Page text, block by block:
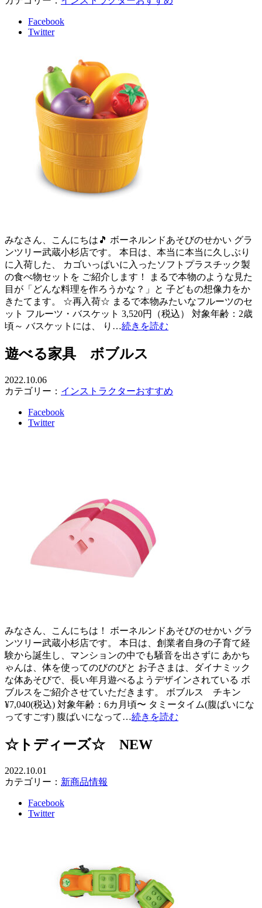
Facebook
Twitter
みなさん、こんにちは🎵 ボーネルンドあそびのせかい グラ
ンツリー武蔵小杉店です。 本日は、本当に本当に久しぶり
に入荷した、 カゴいっぱいに入ったソフトプラスチック製
の食べ物セットを ご紹介します！ まるで本物のような見た
目が「どんな料理を作ろうかな？」と 子どもの想像力をか
きたてます。 ☆再入荷☆ まるで本物みたいなフルーツのセ
ット フルーツ・バスケット 3,520円（税込） 対象年齢：2歳
頃～ バスケットには、 り…続きを読む
遊べる家具 ボブルス
2022.10.06
カテゴリー： インストラクターおすすめ
Facebook
Twitter
みなさん、こんにちは！ ボーネルンドあそびのせかい グラ
ンツリー武蔵小杉店です。 本日は、創業者自身の子育て経
験から誕生し、マンションの中でも騒音を出さずに あかち
ゃんは、体を使ってのびのびと お子さまは、ダイナミック
な体あそびで、長い年月遊べるようデザインされている ボ
ブルスをご紹介させていただきます。 ボブルス チキン
¥7,040(税込) 対象年齢：6カ月頃〜 タミータイム(腹ばいにな
ってすごす) 腹ばいになって…続きを読む
☆トディーズ☆ NEW
2022.10.01
カテゴリー： 新商品情報
Facebook
Twitter